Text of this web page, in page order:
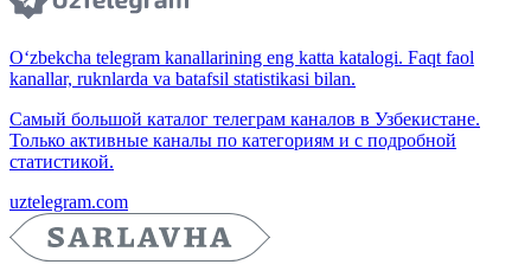
O‘zbekcha telegram kanallarining eng katta katalogi. Faqt faol
kanallar, ruknlarda va batafsil statistikasi bilan.
Самый большой каталог телеграм каналов в Узбекистане.
Только активные каналы по категориям и с подробной
статистикой.
uztelegram.com